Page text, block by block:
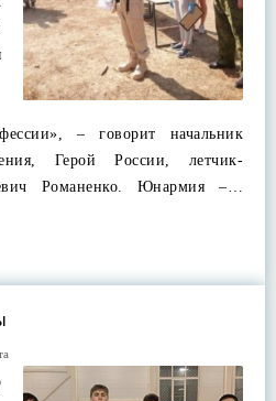
– говорит начальник
Герой России, летчик-
Романенко. Юнармия –…